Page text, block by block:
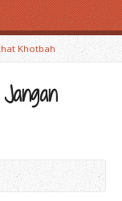
Khotbah